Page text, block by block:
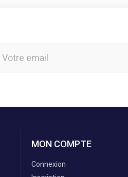
MON COMPTE
Connexion